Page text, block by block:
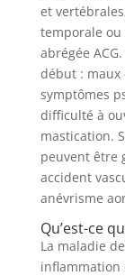
et
temporale ou
abrégée
début : maux
symptômes
difficulté à
mastication.
peuvent être
accident
anévrisme
Qu’est-ce
La maladie
inflammation